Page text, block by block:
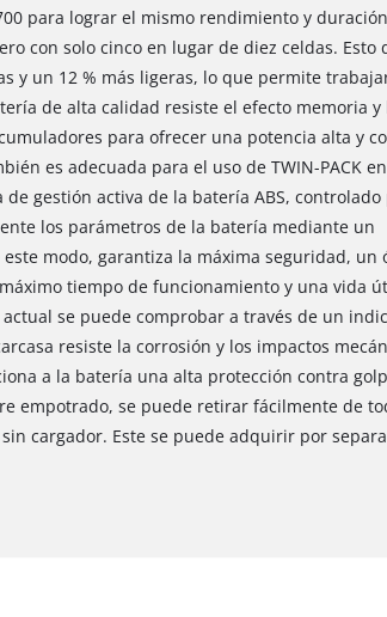
para lograr el mismo rendimiento y
con solo cinco en lugar de diez celdas. Esto
y un 12 % más ligeras, lo que permite
de alta calidad resiste el efecto memoria y
para ofrecer una potencia alta y
es adecuada para el uso de TWIN-PACK en
de gestión activa de la batería ABS, controlado
los parámetros de la batería mediante un
modo, garantiza la máxima seguridad, un
tiempo de funcionamiento y una vida
se puede comprobar a través de un
resiste la corrosión y los impactos
a la batería una alta protección contra
empotrado, se puede retirar fácilmente de
cargador. Este se puede adquirir por